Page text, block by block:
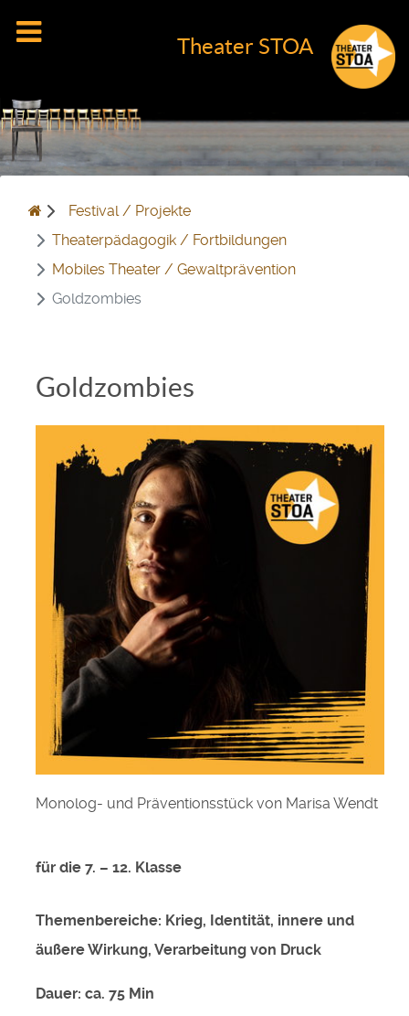
Theater STOA
Festival / Projekte
Theaterpädagogik / Fortbildungen
Mobiles Theater / Gewaltprävention
Goldzombies
Goldzombies
Monolog- und Präventionsstück von Marisa Wendt
für die 7. – 12. Klasse
Themenbereiche: Krieg, Identität, innere und
äußere Wirkung, Verarbeitung von Druck
Dauer: ca. 75 Min